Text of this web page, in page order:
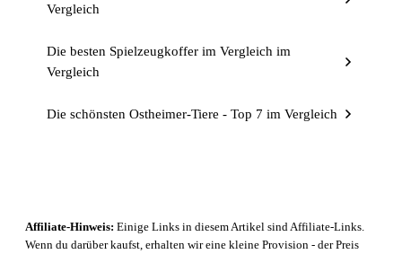
Vergleich
Die besten Spielzeugkoffer im Vergleich im
Vergleich
Die schönsten Ostheimer-Tiere - Top 7 im Vergleich
Affiliate-Hinweis: Einige Links in diesem Artikel sind Affiliate-Links.
Wenn du darüber kaufst, erhalten wir eine kleine Provision - der Preis